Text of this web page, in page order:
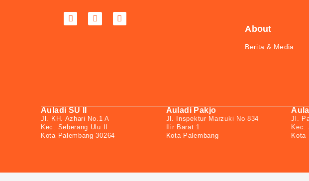
About
Berita & Media
Auladi SU II
Jl. KH. Azhari No.1 A
Kec. Seberang Ulu II
Kota Palembang 30264
Auladi Pakjo
Jl. Inspektur Marzuki No 834
Ilir Barat 1
Kota Palembang
Jl.
Kec.
Kota